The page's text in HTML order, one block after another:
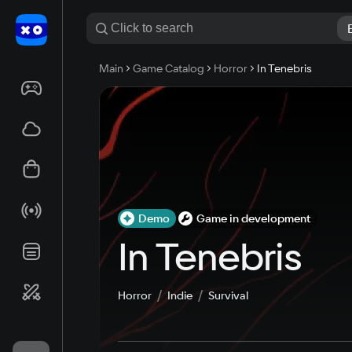
Main Game Catalog Horror In Tenebris
Demo Game in development
In Tenebris
Horror Indie Survival